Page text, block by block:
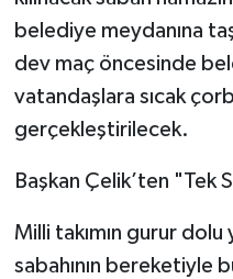
belediye meydanına
dev maç öncesinde
vatandaşlara sıcak
gerçekleştirilecek.
Başkan Çelik’ten "Tek
Milli takımın gurur
sabahının bereketiyle